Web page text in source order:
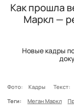
Как прошла
Маркл —
Новые кадры
Фото: Кадры Текст:
Теги:
Меган Маркл